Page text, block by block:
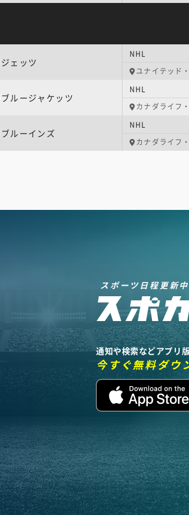
ジェッツ
NHL
ユナイテッド
ブルージャケッツ
NHL
カナダライフ
ブルーインズ
NHL
カナダライフ
スポーツ日程更新中
通知や検索などアプリ
今すぐ無料ダウ